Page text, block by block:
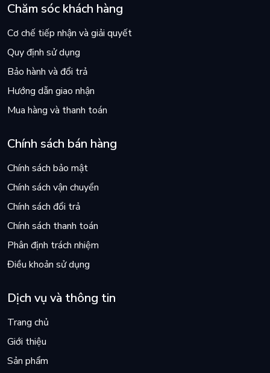
Chăm sóc khách hàng
Cơ chế tiếp nhận và giải quyết
Quy định sử dụng
Bảo hành và đổi trả
Hướng dẫn giao nhận
Mua hàng và thanh toán
Chính sách bán hàng
Chính sách bảo mật
Chính sách vận chuyển
Chính sách đổi trả
Chính sách thanh toán
Phân định trách nhiệm
Điều khoản sử dụng
Dịch vụ và thông tin
Trang chủ
Giới thiệu
Sản phẩm